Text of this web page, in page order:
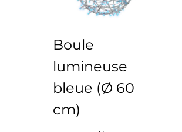
Boule
lumineuse
bleue (Ø 60
cm)